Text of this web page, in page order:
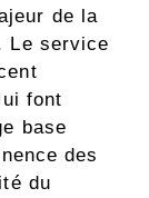
de la
Le service
font
base
des
du